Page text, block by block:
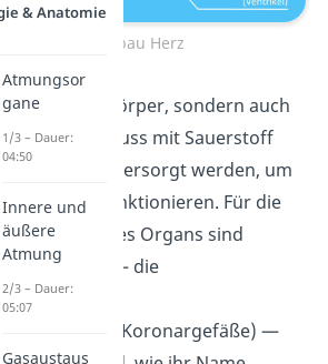
Aufbau Herz
nur unser Körper, sondern auch
Herz selbst muss mit Sauerstoff
Nährstoffen versorgt werden, um
zu funktionieren. Für die
des Organs sind
Gefäße — die
Koronargefäße) —
& Anatomie
Atmungsor
gane
1/3 – Dauer:
04:50
Innere und
äußere
Atmung
2/3 – Dauer:
05:07
Gasaustaus